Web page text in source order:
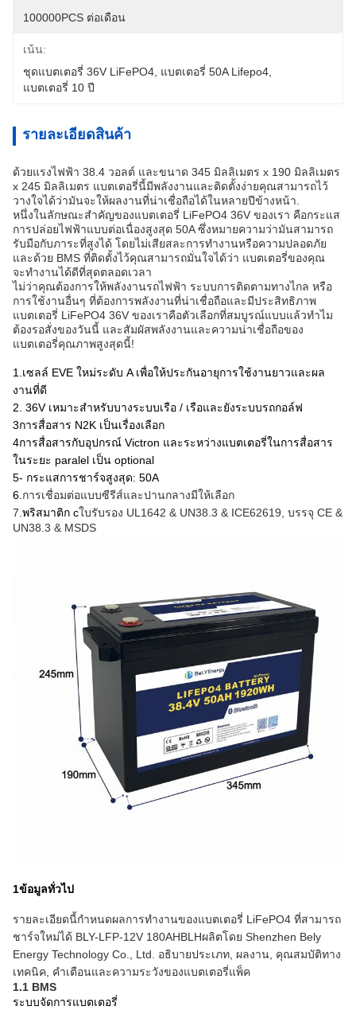
100000PCS ต่อเดือน
เน้น:
ชุดแบตเตอรี่ 36V LiFePO4 แบตเตอรี่ 50A Lifepo4
แบตเตอรี่ 10 ปี
รายละเอียดสินค้า
ด้วยแรงไฟฟ้า 38.4 วอลต์ และขนาด 345 มิลลิเมตร x 190 มิลลิเมตร
x 245 มิลลิเมตร แบตเตอรี่นี้มีพลังงานและติดตั้งง่ายคุณสามารถไว้
วางใจได้ว่ามันจะให้ผลงานที่น่าเชื่อถือได้ในหลายปีข้างหน้า.
หนึ่งในลักษณะสําคัญของแบตเตอรี่ LiFePO4 36V ของเรา คือกระแส
การปล่อยไฟฟ้าแบบต่อเนื่องสูงสุด 50A ซึ่งหมายความว่ามันสามารถ
รับมือกับภาระที่สูงได้ โดยไม่เสียสละการทํางานหรือความปลอดภัย
และด้วย BMS ที่ติดตั้งไว้คุณสามารถมั่นใจได้ว่า แบตเตอรี่ของคุณ
จะทํางานได้ดีที่สุดตลอดเวลา
ไม่ว่าคุณต้องการให้พลังงานรถไฟฟ้า ระบบการติดตามทางไกล หรือ
การใช้งานอื่นๆ ที่ต้องการพลังงานที่น่าเชื่อถือและมีประสิทธิภาพ
แบตเตอรี่ LiFePO4 36V ของเราคือตัวเลือกที่สมบูรณ์แบบแล้วทําไม
ต้องรอสั่งของวันนี้ และสัมผัสพลังงานและความน่าเชื่อถือของ
แบตเตอรี่คุณภาพสูงสุดนี้!
1.เซลล์ EVE ใหม่ระดับ A เพื่อให้ประกันอายุการใช้งานยาวและผล
งานที่ดี
2. 36V เหมาะสําหรับบางระบบเรือ / เรือและยังระบบรถกอล์ฟ
3การสื่อสาร N2K เป็นเรื่องเลือก
4การสื่อสารกับอุปกรณ์ Victron และระหว่างแบตเตอรี่ในการสื่อสาร
ในระยะ paralel เป็น optional
5- กระแสการชาร์จสูงสุด: 50A
6. การเชื่อมต่อแบบซีรีส์และปานกลางมีให้เลือก
7. พริสมาติก cใบรับรอง UL1642 & UN38.3 & ICE62619, บรรจุ CE &
UN38.3 & MSDS
1ข้อมูลทั่วไป
รายละเอียดนี้กําหนดผลการทํางานของแบตเตอรี่ LiFePO4 ที่สามารถ
ชาร์จใหม่ได้ BLY-LFP-12V 180AHBLHผลิตโดย Shenzhen Bely
Energy Technology Co., Ltd. อธิบายประเภท, ผลงาน, คุณสมบัติทาง
เทคนิค, คําเตือนและความระวังของแบตเตอรี่แพ็ค
1.1 BMS
ระบบจัดการแบตเตอรี่